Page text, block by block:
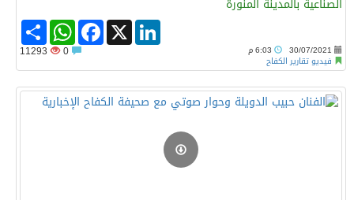
الصناعية بالمدينة المنورة
Share
WhatsAppFacebook X
LinkedIn
30/07/2021
فيديو تقارير الكفاح
11293